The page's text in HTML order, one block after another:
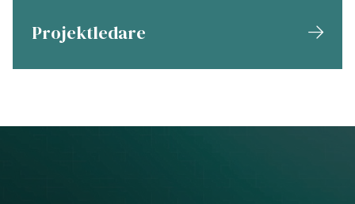
Projektledare